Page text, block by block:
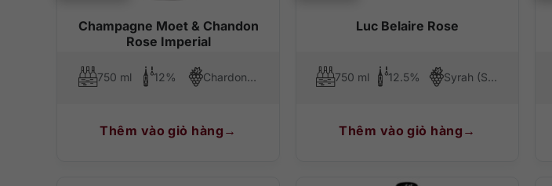
Champagne Moet & Chandon
Rose Imperial
750 ml 12% Chardonnay, Pinot Noir, Pinot Meunier
Thêm vào giỏ hàng
Luc Belaire Rose
750 ml 12.5% Syrah (Shiraz), Grenache, Cinsault
Thêm vào giỏ hàng